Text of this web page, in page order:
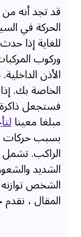
قد تجد أنه
الحركة في
للغاية إذا
وركوب
الأذن
الخاصة بك.
فستجعل
مبلغا معينا
بسبب حركات
الراكب. تشمل
الشديد
الشخص
المقال ،